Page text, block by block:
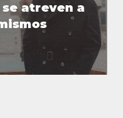
atreven a